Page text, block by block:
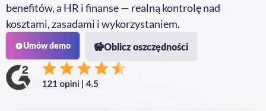
benefitów, a HR i finanse — realną kontrolę nad
kosztami, zasadami i wykorzystaniem.
Umów demo Oblicz oszczędności